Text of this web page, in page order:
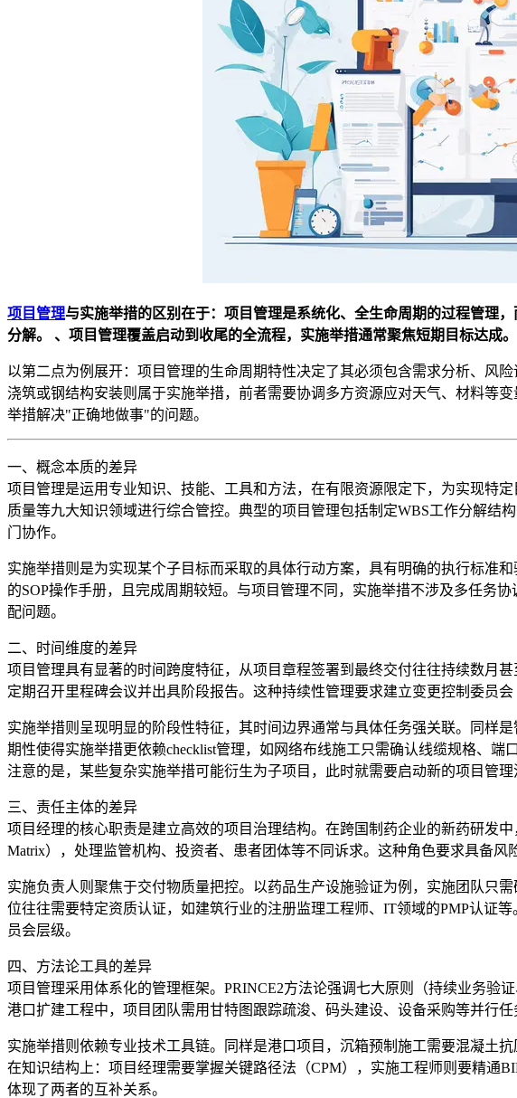
项目管理与实施举措的区别在于：项目管理是系统化、全生命周期的过程管理，
分解。
、项目管理覆盖启动到收尾的全流程，实施举措通常聚焦短期目标达成。
以第二点为例展开：项目管理的生命周期特性决定了其必须包含需求分析、风
浇筑或钢结构安装则属于实施举措，前者需要协调多方资源应对天气、材料等
举措解决"正确地做事"的问题。
一、概念本质的差异
项目管理是运用专业知识、技能、工具和方法，在有限资源限定下，为实现特
质量等九大知识领域进行综合管控。典型的项目管理包括制定WBS工作分解
门协作。
实施举措则是为实现某个子目标而采取的具体行动方案，具有明确的执行标准
的SOP操作手册，且完成周期较短。与项目管理不同，实施举措不涉及多任务
配问题。
二、时间维度的差异
项目管理具有显著的时间跨度特征，从项目章程签署到最终交付往往持续数月
定期召开里程碑会议并出具阶段报告。这种持续性管理要求建立变更控制委员
实施举措则呈现明显的阶段性特征，其时间边界通常与具体任务强关联。同样
期性使得实施举措更依赖checklist管理，如网络布线施工只需确认线缆规格、
注意的是，某些复杂实施举措可能衍生为子项目，此时就需要启动新的项目管理
三、责任主体的差异
项目经理的核心职责是建立高效的项目治理结构。在跨国制药企业的新药研发
Matrix），处理监管机构、投资者、患者团体等不同诉求。这种角色要求具备风
实施负责人则聚焦于交付物质量把控。以药品生产设施验证为例，实施团队只
位往往需要特定资质认证，如建筑行业的注册监理工程师、IT领域的PMP认证
员会层级。
四、方法论工具的差异
项目管理采用体系化的管理框架。PRINCE2方法论强调七大原则（持续业务验
港口扩建工程中，项目团队需用甘特图跟踪疏浚、码头建设、设备采购等并行
实施举措则依赖专业技术工具链。同样是港口项目，沉箱预制施工需要混凝土
在知识结构上：项目经理需要掌握关键路径法（CPM），实施工程师则要精通
体现了两者的互补关系。